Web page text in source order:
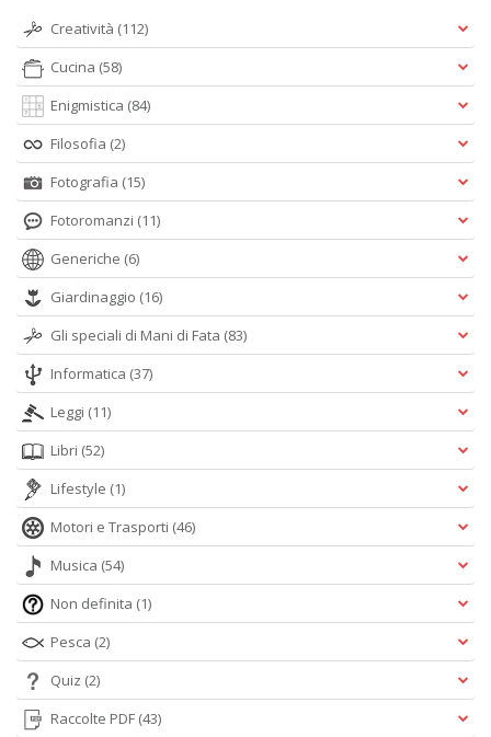
Creatività (112)
Cucina (58)
Enigmistica (84)
Filosofia (2)
Fotografia (15)
Fotoromanzi (11)
Generiche (6)
Giardinaggio (16)
Gli speciali di Mani di Fata (83)
Informatica (37)
Leggi (11)
Libri (52)
Lifestyle (1)
Motori e Trasporti (46)
Musica (54)
Non definita (1)
Pesca (2)
Quiz (2)
Raccolte PDF (43)